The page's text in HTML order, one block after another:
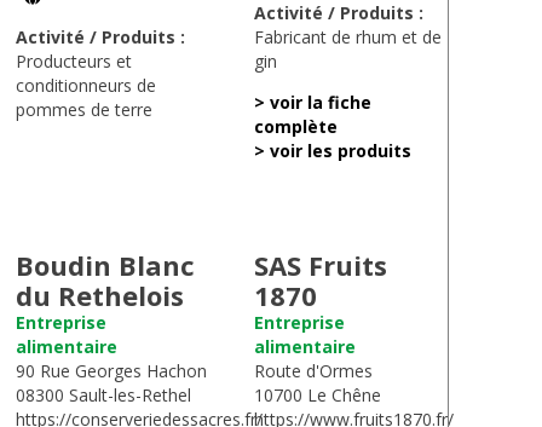
Activité / Produits :
Producteurs et
conditionneurs de
pommes de terre
Activité / Produits :
Fabricant de rhum et de
gin
> voir la fiche
complète
> voir les produits
Boudin Blanc
du Rethelois
Entreprise
alimentaire
90 Rue Georges Hachon
08300 Sault-les-Rethel
https://conserveriedessacres.fr/
SAS Fruits
1870
Entreprise
alimentaire
Route d'Ormes
10700 Le Chêne
https://www.fruits1870.fr/